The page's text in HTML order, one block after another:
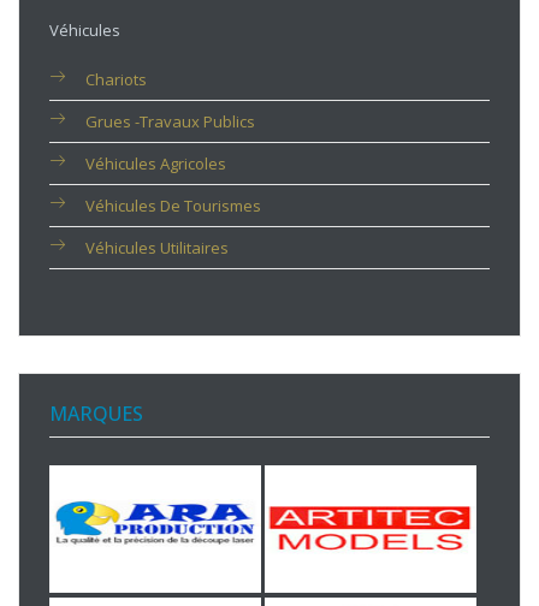
Véhicules
Chariots
Grues -travaux Publics
Véhicules Agricoles
Véhicules De Tourismes
Véhicules Utilitaires
MARQUES